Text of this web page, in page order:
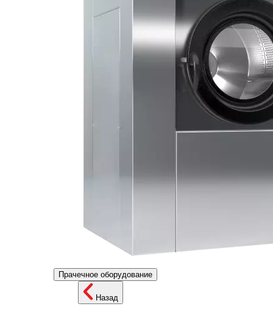
Прачечное оборудование
Назад